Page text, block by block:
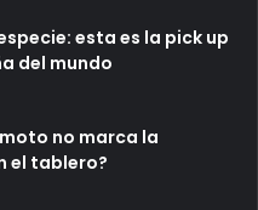
esta es la pick up
del mundo
no marca la
el tablero?